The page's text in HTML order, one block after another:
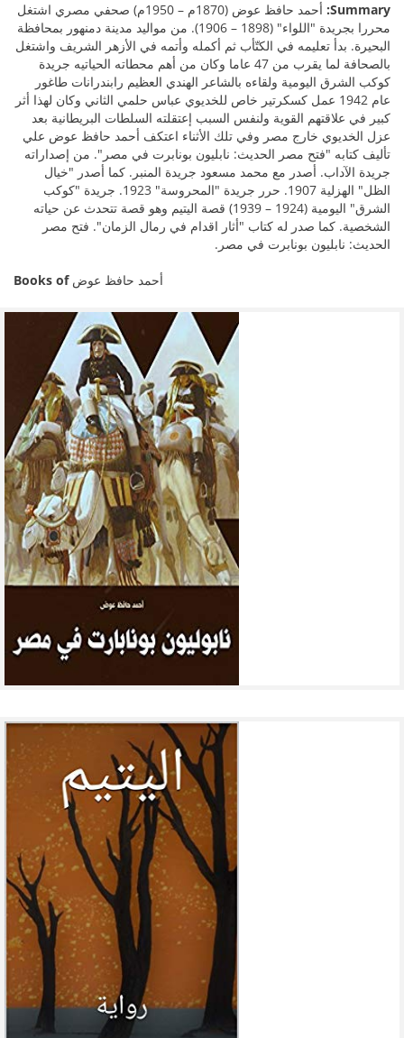
Summary:
أحمد حافظ عوض (1870م – 1950م) صحفي مصري اشتغل
محررا بجريدة "اللواء" (1898 – 1906). من مواليد مدينة دمنهور بمحافظة
البحيرة. بدأ تعليمه في الكتّأب ثم أكمله وأتمه في الأزهر الشريف واشتغل
بالصحافة لما يقرب من 47 عاما وكان من أهم محطاته الحياتيه جريدة
كوكب الشرق اليومية ولقاءه بالشاعر الهندي العظيم رابندرانات طاغور
عام 1942 عمل كسكرتير خاص للخديوي عباس حلمي الثاني وكان لهذا أثر
كبير في علاقتهم القوية ولنفس السبب إعتقلته السلطات البريطانية بعد
عزل الخديوي خارج مصر وفي تلك الأثناء اعتكف أحمد حافظ عوض علي
تأليف كتابه "فتح مصر الحديث: نابليون بونابرت في مصر". من إصداراته
جريدة الآداب. أصدر مع محمد مسعود جريدة المنبر. كما أصدر "خيال
الظل" الهزلية 1907. حرر جريدة "المحروسة" 1923. جريدة "كوكب
الشرق" اليومية (1924 – 1939) قصة اليتيم وهو قصة تتحدث عن حياته
الشخصية. كما صدر له كتاب "أثار اقدام في رمال الزمان". فتح مصر
الحديث: نابليون بونابرت في مصر.
Books of أحمد حافظ عوض